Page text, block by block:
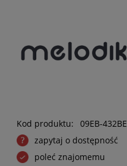
Kod produktu:
09EB-432BE
zapytaj o dostępność
poleć znajomemu